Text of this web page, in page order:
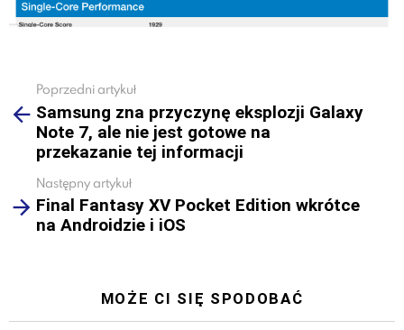
more
Poprzedni artykuł
Samsung zna przyczynę eksplozji Galaxy
Note 7, ale nie jest gotowe na
przekazanie tej informacji
Następny artykuł
Final Fantasy XV Pocket Edition wkrótce
na Androidzie i iOS
MOŻE CI SIĘ SPODOBAĆ